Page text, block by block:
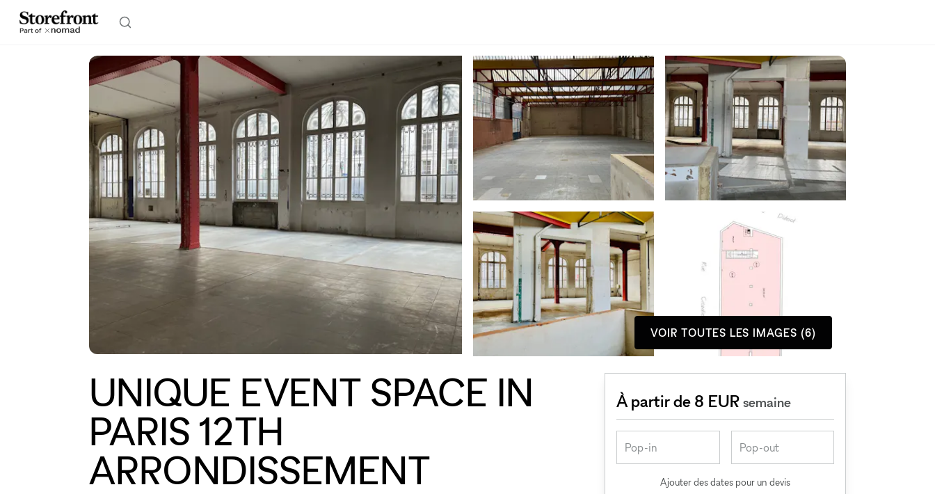
VOIR TOUTES LES IMAGES (6)
UNIQUE EVENT SPACE IN
PARIS 12TH
ARRONDISSEMENT
À partir de 8 EURsemaine
Ajouter des dates pour un devis